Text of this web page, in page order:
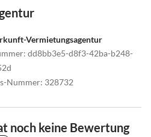
Vermietungsagentur
: dd8bb3e5-d8f3-42ba-b248-
Nummer: 328732
noch keine Bewertung